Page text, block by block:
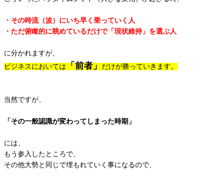
・その時流（波）にいち早く乗っていく人
・ただ俯瞰的に眺めているだけで「現状維持」を選ぶ人
に分かれますが、
ビジネスにおいては「前者」だけが勝っていきます。
当然ですが、
「その一般認識が変わってしまった時期」
には、
もう参入したところで、
その他大勢と同じで埋もれていく事になるので、